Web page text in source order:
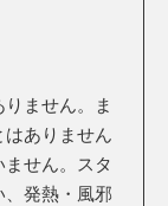
ません。ま
ありません
せん。
スタ
、発熱・風邪